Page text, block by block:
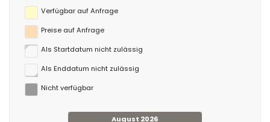
Verfügbar auf Anfrage
Preise auf Anfrage
Als Startdatum nicht zulässig
Als Enddatum nicht zulässig
Nicht verfügbar
August 2026